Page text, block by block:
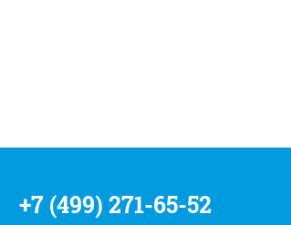
+7 (499) 271-65-52